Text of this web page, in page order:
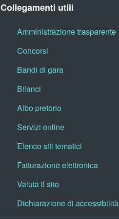
Collegamenti utili
Amministrazione trasparente
Concorsi
Bandi di gara
Bilanci
Albo pretorio
Servizi online
Elenco siti tematici
Fatturazione elettronica
Valuta il sito
Dichiarazione di accessibilità